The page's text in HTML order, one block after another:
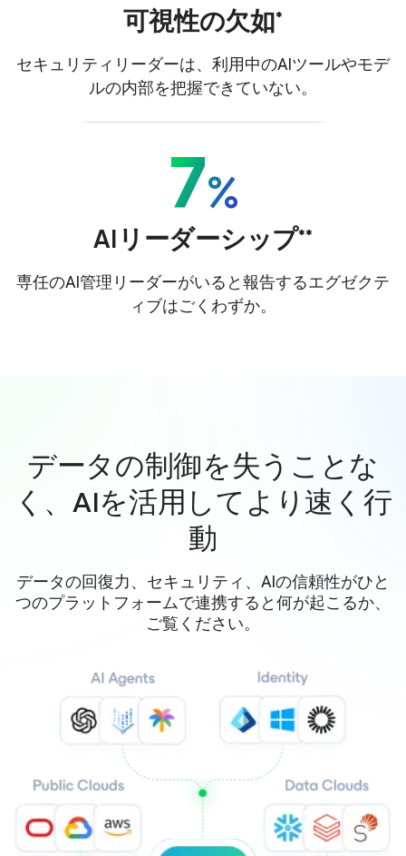
可視性の欠如*
セキュリティリーダーは、利用中のAIツールやモデ
ルの内部を把握できていない。
7%
AIリーダーシップ**
専任のAI管理リーダーがいると報告するエグゼクテ
ィブはごくわずか。
データの制御を失うことな
く、AIを活用してより速く行
動
データの回復力、セキュリティ、AIの信頼性がひと
つのプラットフォームで連携すると何が起こるか、
ご覧ください。